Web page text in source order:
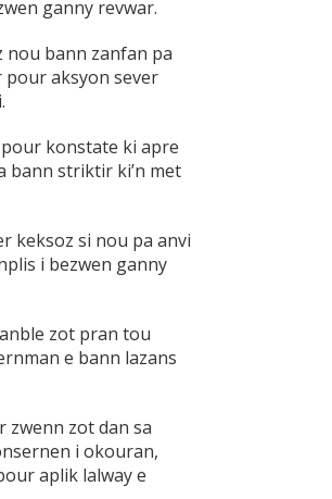
ganny revwar.
nou bann zanfan pa
pour aksyon sever
konstate ki apre
bann striktir ki’n met
keksoz si nou pa anvi
i bezwen ganny
zot pran tou
e bann lazans
zwenn zot dan sa
i okouran,
aplik lalway e